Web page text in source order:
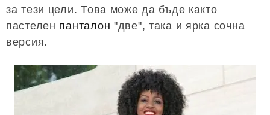
за тези цели. Това може да бъде както
пастелен панталон "две", така и ярка сочна
версия.